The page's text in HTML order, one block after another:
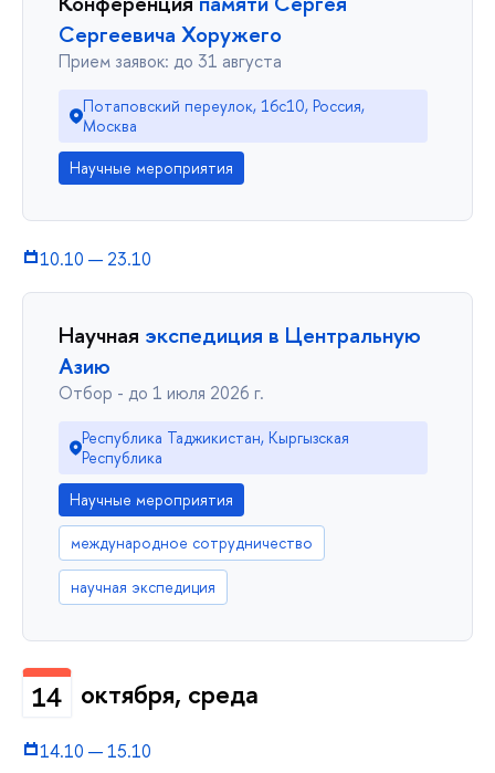
Сергеевича Хоружего
Прием заявок: до 31 августа
Потаповский переулок, 16с10, Россия,
Москва
Научные мероприятия
10.10 — 23.10
Научная экспедиция в Центральную
Азию
Отбор - до 1 июля 2026 г.
Республика Таджикистан, Кыргызская
Республика
Научные мероприятия
международное сотрудничество
научная экспедиция
14 октября, среда
14.10 —15.10